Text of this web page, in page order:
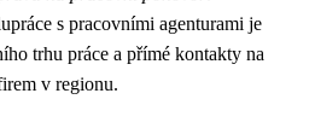
s pracovními agenturami je
trhu práce a přímé kontakty na
v regionu.